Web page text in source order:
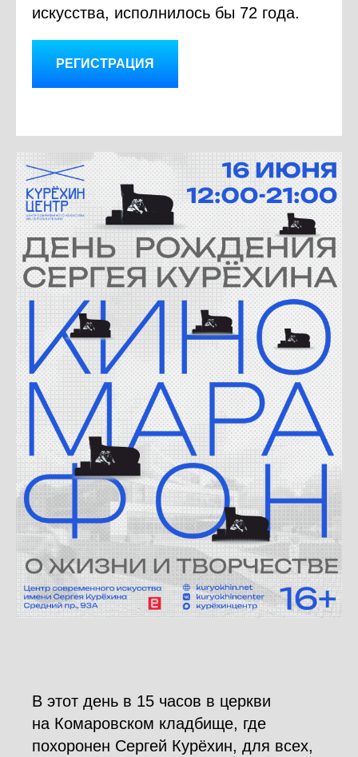
искусства, исполнилось бы 72 года.
РЕГИСТРАЦИЯ
В этот день в 15 часов в церкви
на Комаровском кладбище, где
похоронен Сергей Курёхин, для всех,